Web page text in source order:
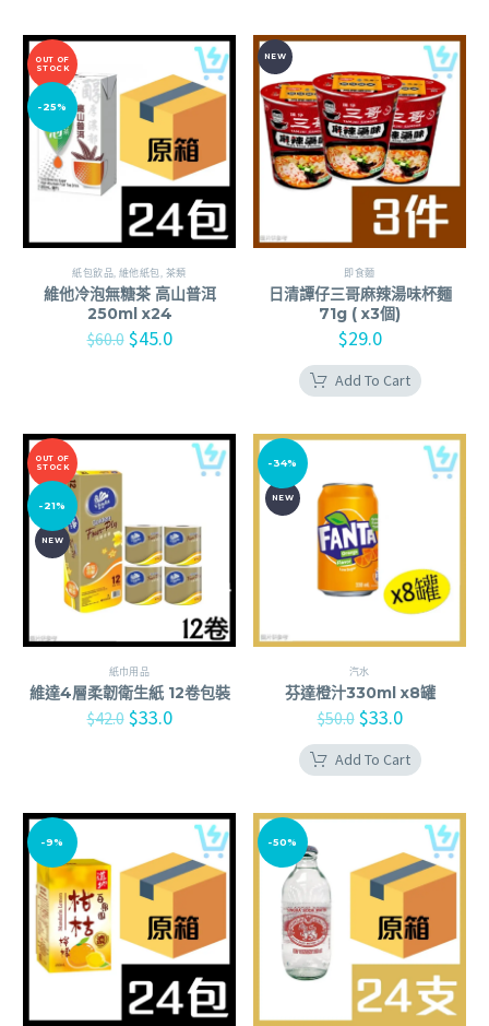
OUT OF
STOCK
-25%
紙包飲品 ,維他紙包 茶類
維他冷泡無糖茶 高山普洱
250ml x24
$60.0 $45.0
NEW
即食麵
日清譚仔三哥麻辣湯味杯麵
71g ( x3個)
$29.0
Add To Cart
OUT OF
STOCK
-21%
NEW
紙巾用品
維達4層柔韌衛生紙 12卷包裝
$42.0 $33.0
-34%
NEW
汽水
芬達橙汁330ml x8罐
$50.0 $33.0
Add To Cart
-9% -50%